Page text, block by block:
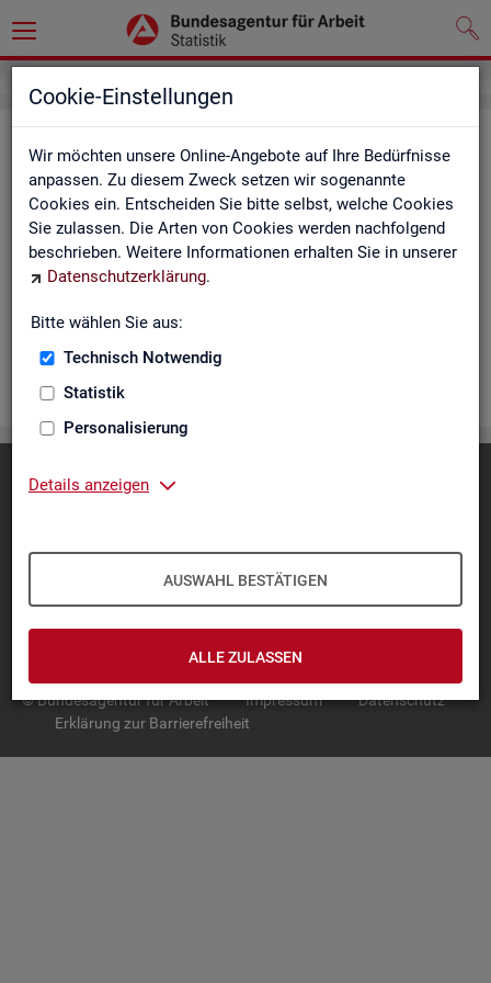
Cookie-Einstellungen
Wir möchten unsere Online-Angebote auf Ihre Bedürfnisse
anpassen. Zu diesem Zweck setzen wir sogenannte
Cookies ein. Entscheiden Sie bitte selbst, welche Cookies
Sie zulassen. Die Arten von Cookies werden nachfolgend
beschrieben. Weitere Informationen erhalten Sie in unserer
Datenschutzerklärung.
Bitte wählen Sie aus:
Technisch Notwendig
Statistik
Personalisierung
Details anzeigen
AUSWAHL BESTÄTIGEN
ALLE ZULASSEN
Rea­li­sier­te Kurz­ar­beit (hoch­ge­rech­
net) - Deutsch­land, Län­der, Re­gio­
nal­di­rek­tio­nen, Agen­tu­ren für Ar­beit
und Krei­se (Mo­nats­zah­len)
nen über Be­stand, Be­trie­be / Be­triebs­grö­ße, Kurz­ar­bei­ter­geld,
Kurz­ar­bei­ter­quo­te und wei­te­re Merk­ma­le.
IN­TER­AK­TI­VE STA­TIS­TI­KEN
GRUND­LA­GEN
© Bundesagentur für Arbeit Impressum
Datenschutz
Erklärung zur Barrierefreiheit